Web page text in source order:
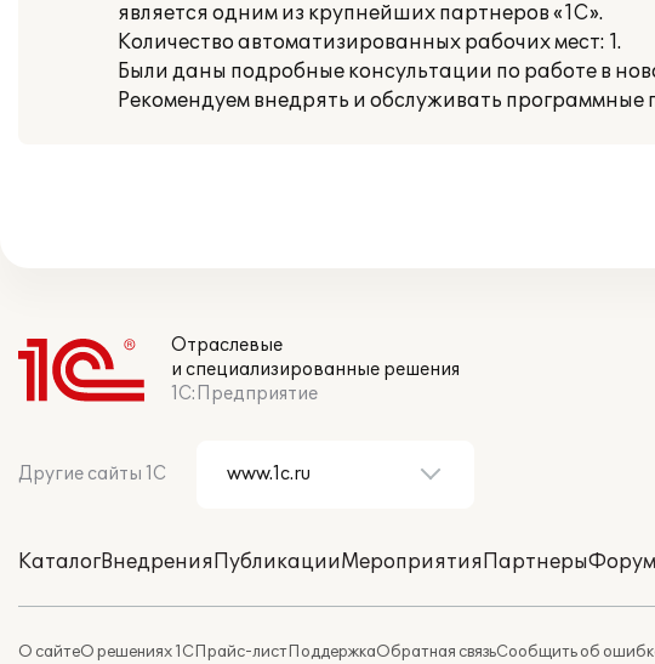
является одним из крупнейших партнеров «1С».
Количество автоматизированных рабочих мест: 1.
Были даны подробные консультации по работе в
Рекомендуем внедрять и обслуживать программные
Отраслевые
и специализированные решения
1С:Предприятие
Другие сайты 1С
КаталогВнедренияПубликацииМероприятияПартнерыФорум
О сайтеО решениях 1СПрайс-листПоддержкаОбратная связьСообщить об